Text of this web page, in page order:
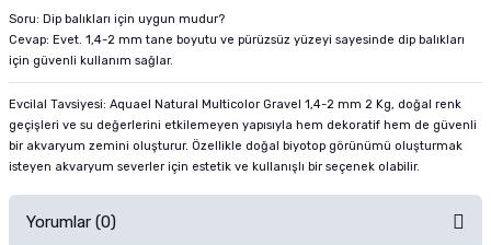
Soru: Dip balıkları için uygun mudur?
Cevap: Evet. 1,4-2 mm tane boyutu ve pürüzsüz yüzeyi sayesinde dip balıkları
için güvenli kullanım sağlar.
Evcilal Tavsiyesi: Aquael Natural Multicolor Gravel 1,4-2 mm 2 Kg, doğal renk
geçişleri ve su değerlerini etkilemeyen yapısıyla hem dekoratif hem de güvenli
bir akvaryum zemini oluşturur. Özellikle doğal biyotop görünümü oluşturmak
isteyen akvaryum severler için estetik ve kullanışlı bir seçenek olabilir.
Yorumlar (0)